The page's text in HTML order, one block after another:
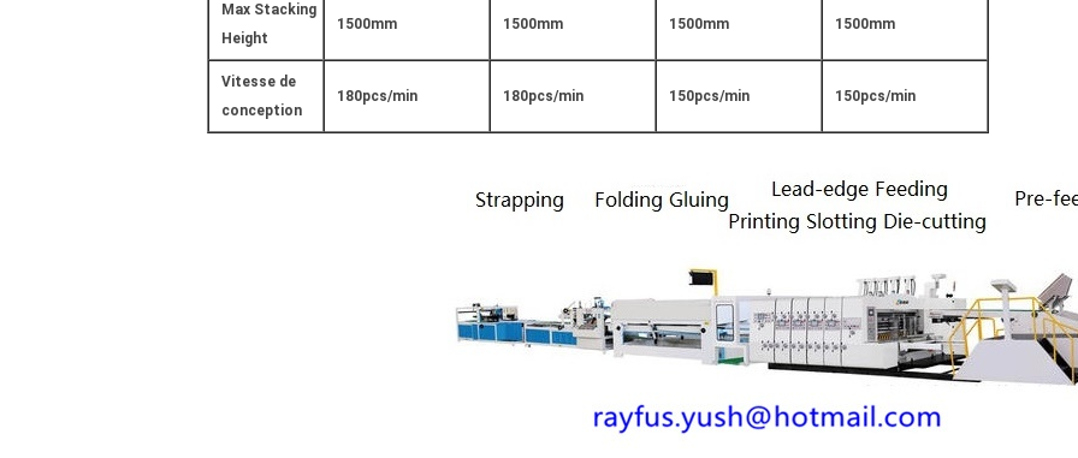
Max Stacking
Height
1500mm 1500mm 1500mm 1500mm
Vitesse de
conception
180pcs/min 180pcs/min 150pcs/min 150pcs/min